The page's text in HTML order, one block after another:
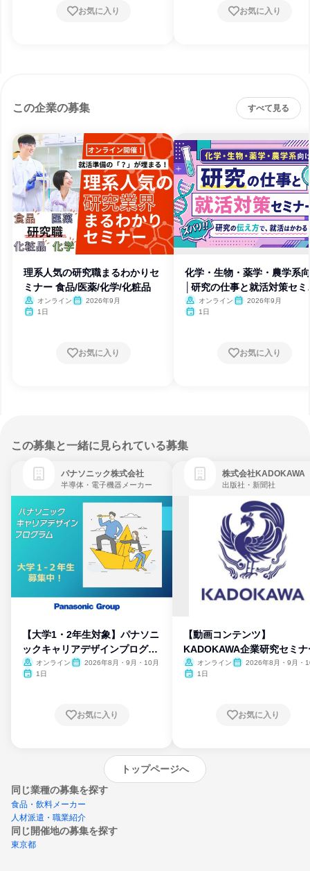
お気に入り お気に入り
この企業の募集 すべて見る
理系人気の研究職まるわかりセ
ミナー 食品/医薬/化学/化粧品
オンライン
2026年9月
1日
お気に入り
化学・生物・薬学・農学系
│研究の仕事と就活対策セミ
ー
オンライン
2026年9月
1日
お気に入り
この募集と一緒に見られている募集
パナソニック株式会社
半導体・電子機器メーカー
【大学1・2年生対象】パナソニ
ックキャリアデザインプログラ
ム
オンライン
2026年8月・9月・10月
1日
お気に入り
株式会社KADOKAWA
出版社・新聞社
【動画コンテンツ】
KADOKAWA企業研究セミナ
オンライン
2026年8月・9月・
1日
お気に入り
トップページへ
同じ業種の募集を探す
食品・飲料メーカー
人材派遣・職業紹介
同じ開催地の募集を探す
東京都